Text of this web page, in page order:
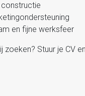
en fijne werksfeer
zoeken? Stuur je CV